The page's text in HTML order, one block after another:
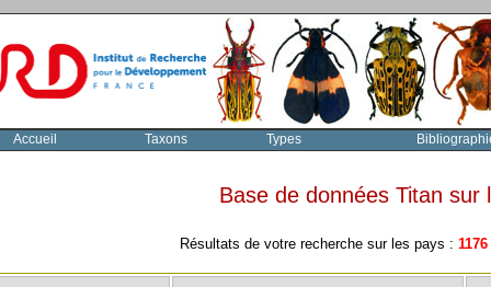
Accueil Taxons Types
Base de données Titan
Résultats de votre recherche sur les pays : 1176